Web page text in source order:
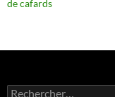
de cafards
Rechercher :